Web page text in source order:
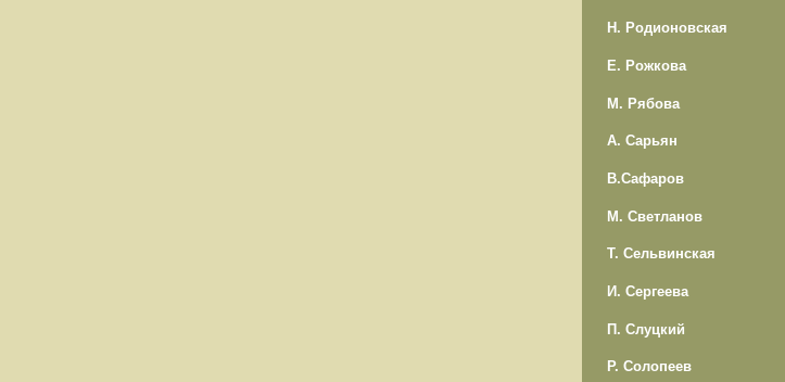
Н. Родионовская
Е. Рожкова
М. Рябова
А. Сарьян
В.Сафаров
М. Светланов
Т. Сельвинская
И. Сергеева
П. Слуцкий
Р. Солопеев